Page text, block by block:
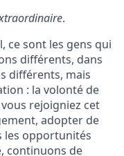
.
ce sont les gens qui
différents, dans
différents, mais
: la volonté de
rejoigniez cet
adopter de
les opportunités
continuons de